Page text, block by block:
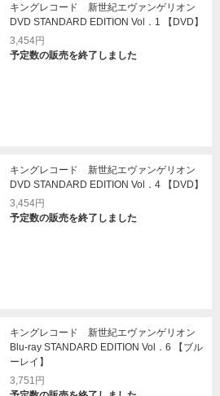
キングレコード 新世紀エヴァンゲリオン
DVD STANDARD EDITION Vol．1 【DVD】
3,454円
予定数の販売を終了しました
キングレコード 新世紀エヴァンゲリオン
DVD STANDARD EDITION Vol．4 【DVD】
3,454円
予定数の販売を終了しました
キングレコード 新世紀エヴァンゲリオン
Blu-ray STANDARD EDITION Vol．6 【ブル
ーレイ】
3,751円